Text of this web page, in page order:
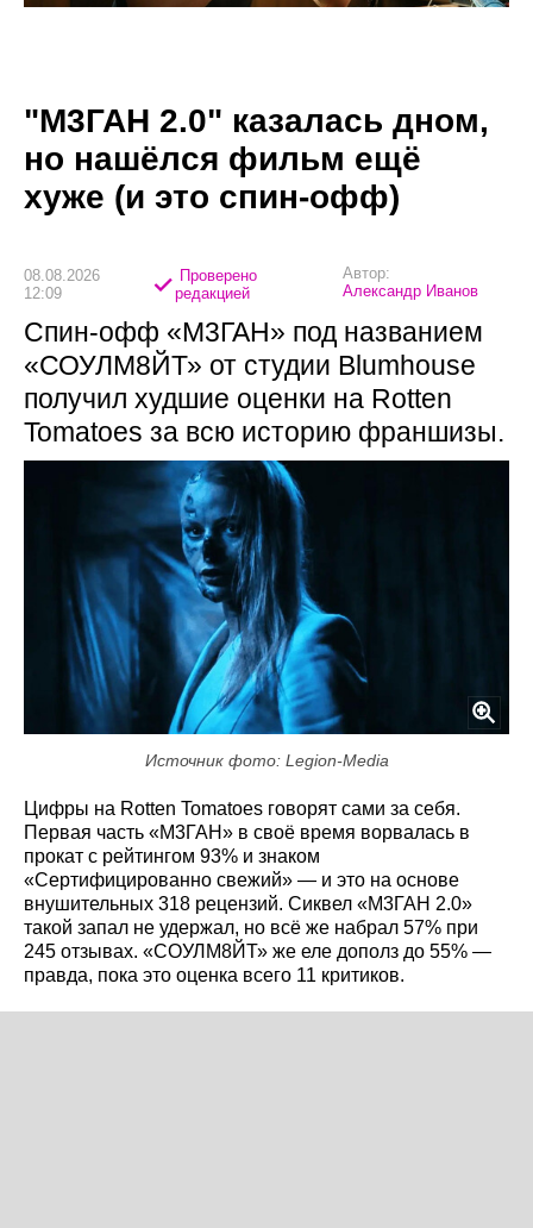
"М3ГАН 2.0" казалась дном,
но нашёлся фильм ещё
хуже (и это спин-офф)
08.08.2026
12:09
Проверено
редакцией
Автор:
Александр Иванов
Спин-офф «М3ГАН» под названием
«СОУЛМ8ЙТ» от студии Blumhouse
получил худшие оценки на Rotten
Tomatoes за всю историю франшизы.
Источник фото: Legion-Media
Цифры на Rotten Tomatoes говорят сами за себя.
Первая часть «М3ГАН» в своё время ворвалась в
прокат с рейтингом 93% и знаком
«Сертифицированно свежий» — и это на основе
внушительных 318 рецензий. Сиквел «М3ГАН 2.0»
такой запал не удержал, но всё же набрал 57% при
245 отзывах. «СОУЛМ8ЙТ» же еле дополз до 55% —
правда, пока это оценка всего 11 критиков.